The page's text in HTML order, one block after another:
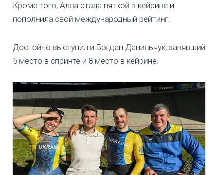
Кроме того, Алла стала пяткой в кейрине и
пополнила свой международный рейтинг.
Достойно выступил и Богдан Данильчук, занявший
5 место в спринте и 8 место в кейрине.